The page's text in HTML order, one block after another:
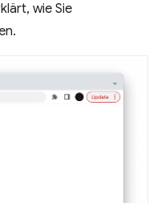
wie Sie